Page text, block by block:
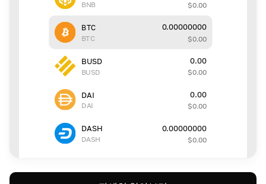
BNB $0.00
BTC
BTC
0.00000000
$0.00
BUSD
BUSD
0.00
$0.00
DAI
DAI
0.00
$0.00
DASH
DASH
0.00000000
$0.00